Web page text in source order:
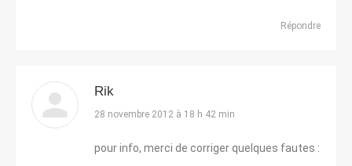
Répondre
Rik
dit
28 novembre 2012 à 18 h 42 min
pour info, merci de corriger quelques fautes :